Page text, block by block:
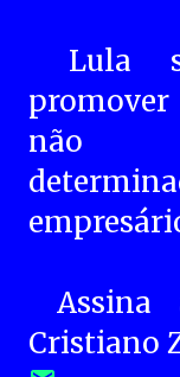
Lula
não
Assina
Cristiano